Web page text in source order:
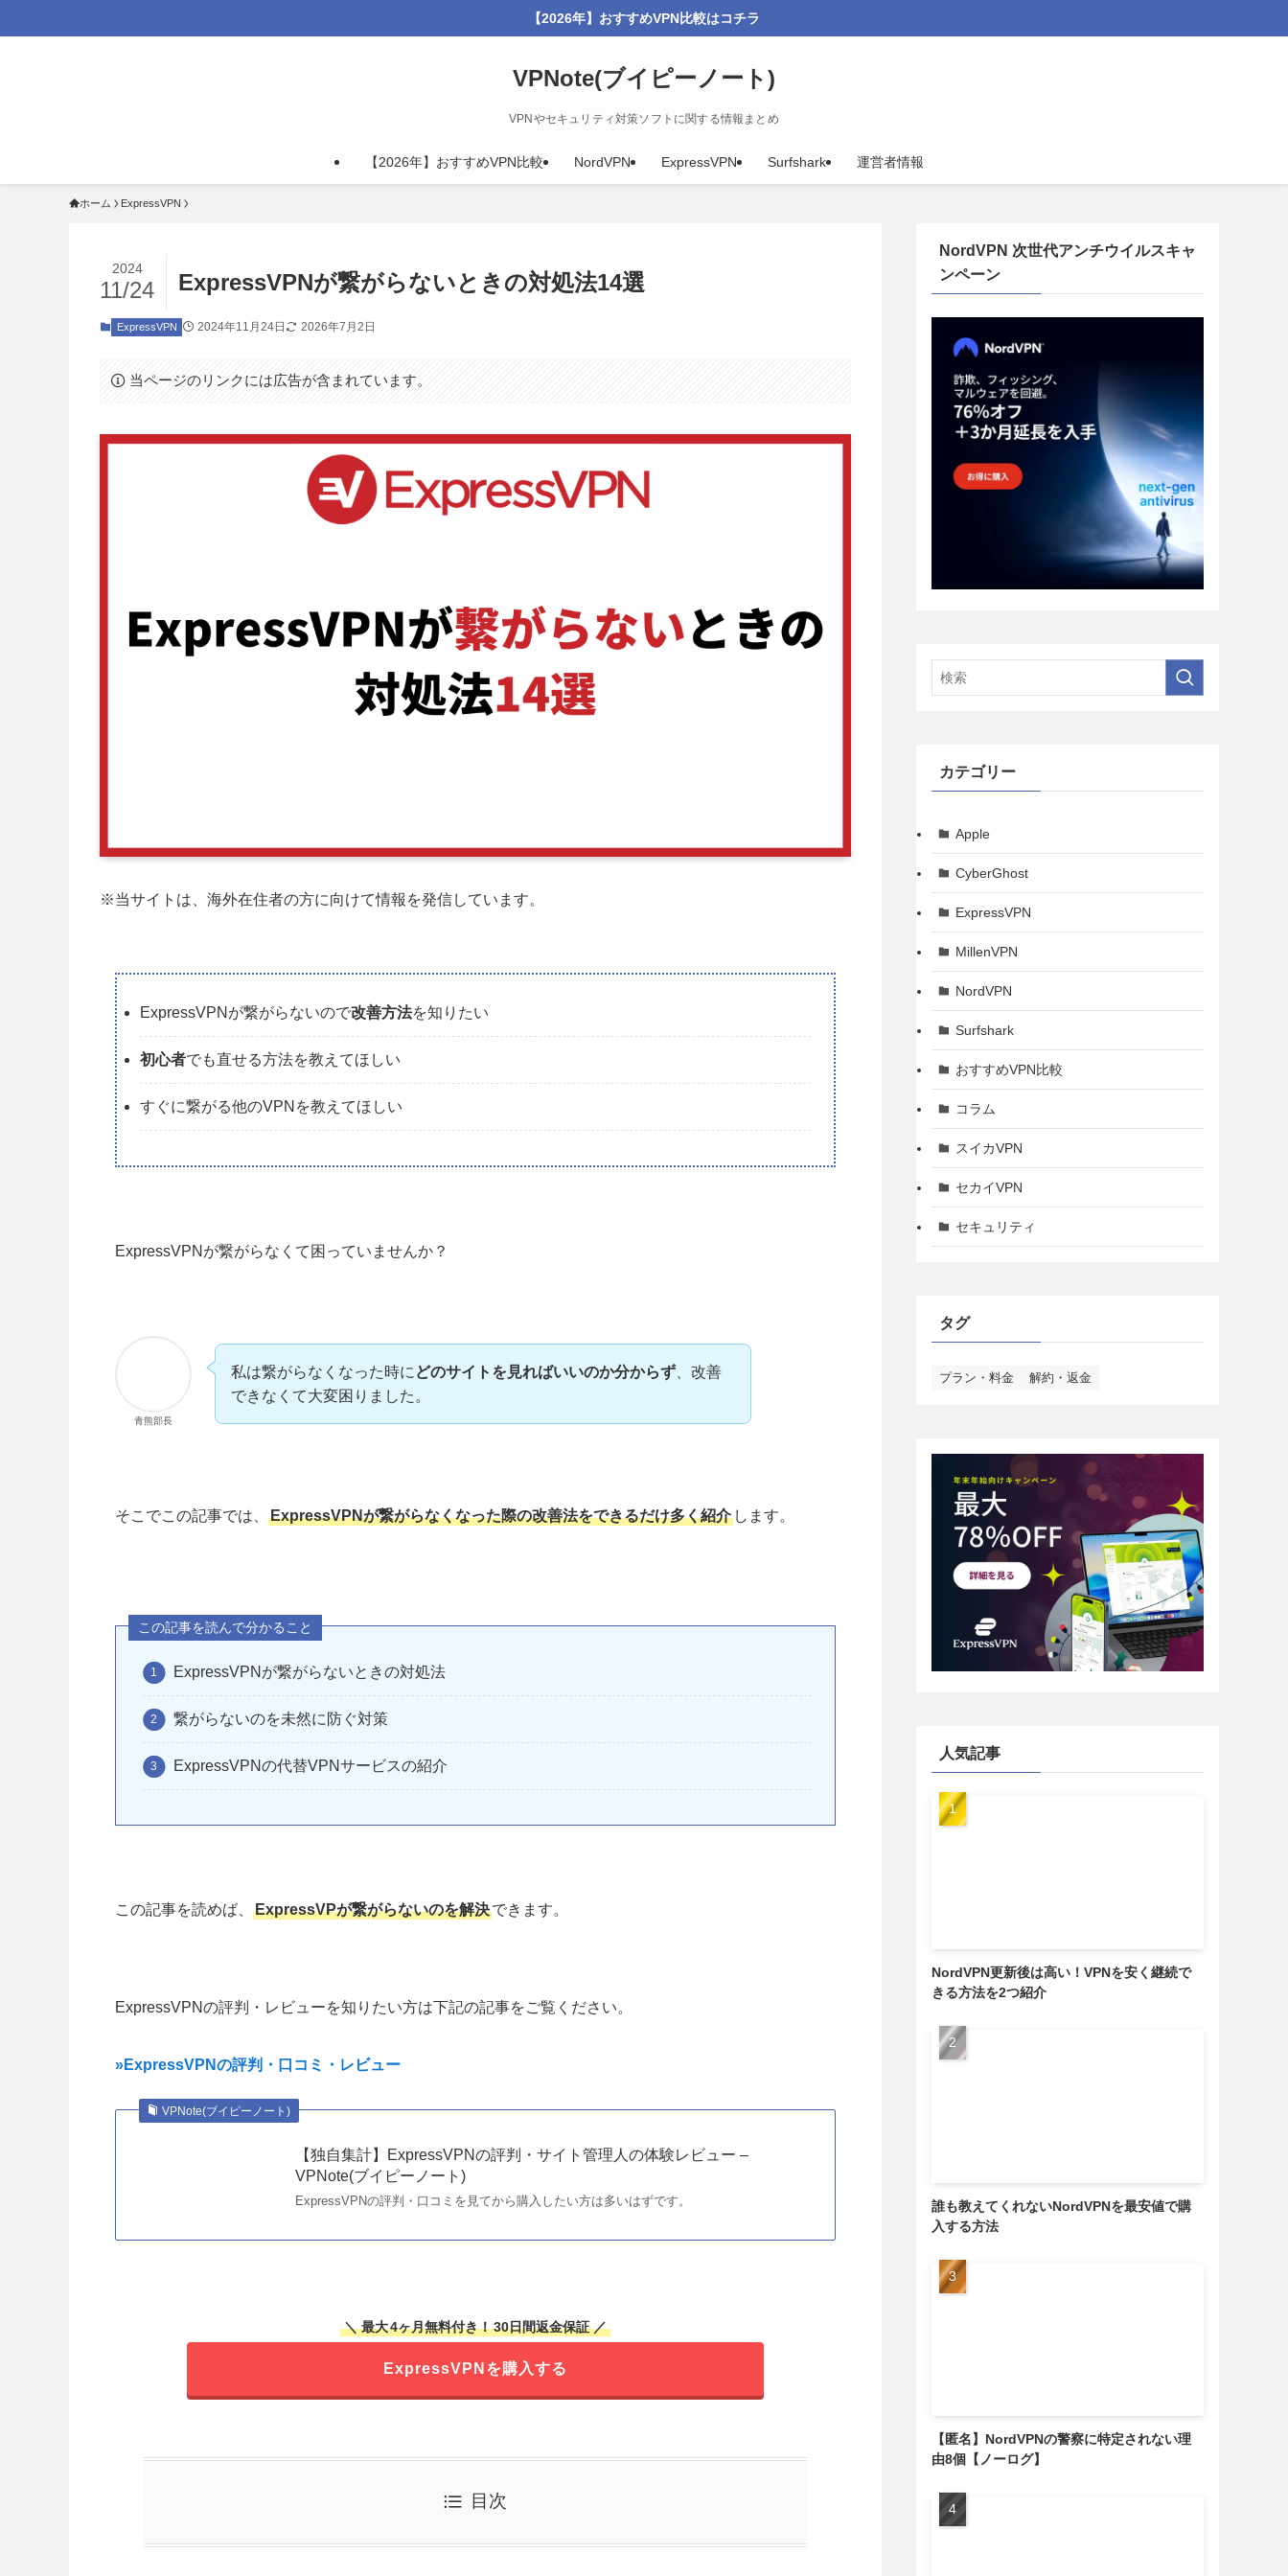
【2026年】おすすめVPN比較はコチラ
VPNote(ブイピーノート)
VPNやセキュリティ対策ソフトに関する情報まとめ
【2026年】おすすめVPN比較 NordVPN ExpressVPN Surfshark 運営者情報
ホーム ExpressVPN
ExpressVPNが繋がらないときの対処法14選
2024
11/24
ExpressVPN 2024年11月24日 2026年7月2日
当ページのリンクには広告が含まれています。
※当サイトは、海外在住者の方に向けて情報を発信しています。
ExpressVPNが繋がらないので改善方法を知りたい
初心者でも直せる方法を教えてほしい
すぐに繋がる他のVPNを教えてほしい
ExpressVPNが繋がらなくて困っていませんか？
青熊部長
私は繋がらなくなった時に どのサイトを見ればいいのか分からず 、改善
できなくて大変困りました。
そこでこの記事では、 ExpressVPNが繋がらなくなった際の改善法をできるだけ多く紹介 します。
この記事を読んで分かること
ExpressVPNが繋がらないときの対処法
繋がらないのを未然に防ぐ対策
ExpressVPNの代替VPNサービスの紹介
この記事を読めば、 ExpressVPが繋がらないのを解決できます。
ExpressVPNの評判・レビューを知りたい方は下記の記事をご覧ください。
»ExpressVPNの評判・口コミ・レビュー
VPNote(ブイピーノート)
【独自集計】ExpressVPNの評判・サイト管理人の体験レビュー –
VPNote(ブイピーノート)
ExpressVPNの評判・口コミを見てから購入したい方は多いはずです。
＼ 最大4ヶ月無料付き！30日間返金保証 ／
ExpressVPNを購入する
目次
NordVPN 次世代アンチウイルスキャ
ンペーン
カテゴリー
Apple
CyberGhost
ExpressVPN
MillenVPN
NordVPN
Surfshark
おすすめVPN比較
コラム
スイカVPN
セカイVPN
セキュリティ
タグ
プラン・料金 解約・返金
人気記事
NordVPN更新後は高い！VPNを安く継続で
きる方法を2つ紹介
誰も教えてくれないNordVPNを最安値で購
入する方法
【匿名】NordVPNの警察に特定されない理
由8個【ノーログ】